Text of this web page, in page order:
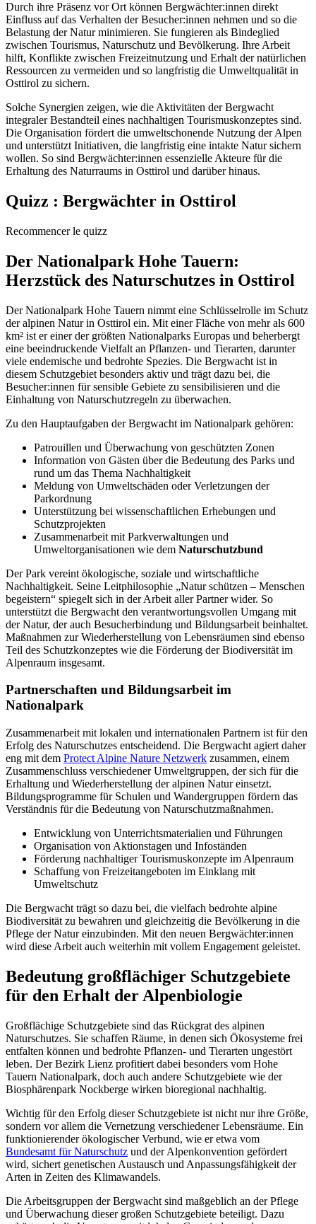
Durch ihre Präsenz vor Ort können Bergwächter:innen direkt
Einfluss auf das Verhalten der Besucher:innen nehmen und so die
Belastung der Natur minimieren. Sie fungieren als Bindeglied
zwischen Tourismus, Naturschutz und Bevölkerung. Ihre Arbeit
hilft, Konflikte zwischen Freizeitnutzung und Erhalt der natürlichen
Ressourcen zu vermeiden und so langfristig die Umweltqualität in
Osttirol zu sichern.
Solche Synergien zeigen, wie die Aktivitäten der Bergwacht
integraler Bestandteil eines nachhaltigen Tourismuskonzeptes sind.
Die Organisation fördert die umweltschonende Nutzung der Alpen
und unterstützt Initiativen, die langfristig eine intakte Natur sichern
wollen. So sind Bergwächter:innen essenzielle Akteure für die
Erhaltung des Naturraums in Osttirol und darüber hinaus.
Quizz : Bergwächter in Osttirol
Recommencer le quizz
Der Nationalpark Hohe Tauern:
Herzstück des Naturschutzes in Osttirol
Der Nationalpark Hohe Tauern nimmt eine Schlüsselrolle im Schutz
der alpinen Natur in Osttirol ein. Mit einer Fläche von mehr als 600
km² ist er einer der größten Nationalparks Europas und beherbergt
eine beeindruckende Vielfalt an Pflanzen- und Tierarten, darunter
viele endemische und bedrohte Spezies. Die Bergwacht ist in
diesem Schutzgebiet besonders aktiv und trägt dazu bei, die
Besucher:innen für sensible Gebiete zu sensibilisieren und die
Einhaltung von Naturschutzregeln zu überwachen.
Zu den Hauptaufgaben der Bergwacht im Nationalpark gehören:
Patrouillen und Überwachung von geschützten Zonen
Information von Gästen über die Bedeutung des Parks und
rund um das Thema Nachhaltigkeit
Meldung von Umweltschäden oder Verletzungen der
Parkordnung
Unterstützung bei wissenschaftlichen Erhebungen und
Schutzprojekten
Zusammenarbeit mit Parkverwaltungen und
Umweltorganisationen wie dem Naturschutzbund
Der Park vereint ökologische, soziale und wirtschaftliche
Nachhaltigkeit. Seine Leitphilosophie „Natur schützen – Menschen
begeistern“ spiegelt sich in der Arbeit aller Partner wider. So
unterstützt die Bergwacht den verantwortungsvollen Umgang mit
der Natur, der auch Besucherbindung und Bildungsarbeit beinhaltet.
Maßnahmen zur Wiederherstellung von Lebensräumen sind ebenso
Teil des Schutzkonzeptes wie die Förderung der Biodiversität im
Alpenraum insgesamt.
Partnerschaften und Bildungsarbeit im
Nationalpark
Zusammenarbeit mit lokalen und internationalen Partnern ist für den
Erfolg des Naturschutzes entscheidend. Die Bergwacht agiert daher
eng mit dem Protect Alpine Nature Netzwerk zusammen, einem
Zusammenschluss verschiedener Umweltgruppen, der sich für die
Erhaltung und Wiederherstellung der alpinen Natur einsetzt.
Bildungsprogramme für Schulen und Wandergruppen fördern das
Verständnis für die Bedeutung von Naturschutzmaßnahmen.
Entwicklung von Unterrichtsmaterialien und Führungen
Organisation von Aktionstagen und Infoständen
Förderung nachhaltiger Tourismuskonzepte im Alpenraum
Schaffung von Freizeitangeboten im Einklang mit
Umweltschutz
Die Bergwacht trägt so dazu bei, die vielfach bedrohte alpine
Biodiversität zu bewahren und gleichzeitig die Bevölkerung in die
Pflege der Natur einzubinden. Mit den neuen Bergwächter:innen
wird diese Arbeit auch weiterhin mit vollem Engagement geleistet.
Bedeutung großflächiger Schutzgebiete
für den Erhalt der Alpenbiologie
Großflächige Schutzgebiete sind das Rückgrat des alpinen
Naturschutzes. Sie schaffen Räume, in denen sich Ökosysteme frei
entfalten können und bedrohte Pflanzen- und Tierarten ungestört
leben. Der Bezirk Lienz profitiert dabei besonders vom Hohe
Tauern Nationalpark, doch auch andere Schutzgebiete wie der
Biosphärenpark Nockberge wirken bioregional nachhaltig.
Wichtig für den Erfolg dieser Schutzgebiete ist nicht nur ihre Größe,
sondern vor allem die Vernetzung verschiedener Lebensräume. Ein
funktionierender ökologischer Verbund, wie er etwa vom
Bundesamt für Naturschutz und der Alpenkonvention gefördert
wird, sichert genetischen Austausch und Anpassungsfähigkeit der
Arten in Zeiten des Klimawandels.
Die Arbeitsgruppen der Bergwacht sind maßgeblich an der Pflege
und Überwachung dieser großen Schutzgebiete beteiligt. Dazu